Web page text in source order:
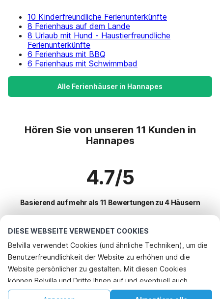
DIESE WEBSEITE VERWENDET COOKIES
Belvilla verwendet Cookies (und ähnliche Techniken), um die
Benutzerfreundlichkeit der Website zu erhöhen und die
Website persönlicher zu gestalten. Mit diesen Cookies
können Belvilla und Dritte Ihnen auf und eventuell auch
außerhalb unserer Website folgen, um Werbung Ihren
10 Kinderfreundliche Ferienunterkünfte
8 Ferienhaus auf dem Lande
8 Urlaub mit Hund - Haustierfreundliche
Ferienunterkünfte
6 Ferienhaus mit BBQ
6 Ferienhaus mit Schwimmbad
Alle Ferienhäuser in Hannapes
Hören Sie von unseren 11 Kunden in
Hannapes
4.7/5
Basierend auf mehr als 11 Bewertungen zu 4 Häusern
Beliebteste Reiseziele für Urlaub
Top-Städte mit Top-Annehmlichkeiten für den Urlaub
Ferienwohnungen bray-dunes
Ferienwohnungen hondschoote
Beliebte Ausstattungen für Urlaub in Hannapes
Kinderfreundliche Ferienunterkünfte